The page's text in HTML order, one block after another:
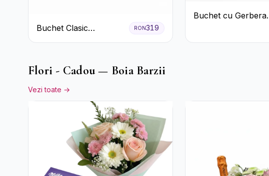
Buchet Clasic
Trandafiri Roșii și
RON319
Buchet cu Gerbera
Flori - Cadou — Boia Barzii
Vezi toate →